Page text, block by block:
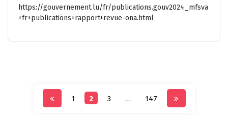
https://gouvernement.lu/fr/publications.gouv2024_mfsva
+fr+publications+rapport+revue-ona.html
Pagination
1 2 3 … 147